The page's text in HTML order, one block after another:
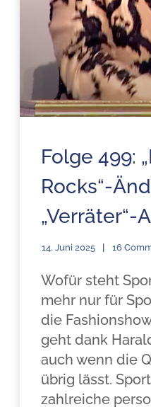
Folge 499:
Rocks“-
„Verräter“-
14. Juni 2025 16
Wofür steht
mehr nur für
die
geht dank
auch wenn die
übrig lässt.
zahlreiche